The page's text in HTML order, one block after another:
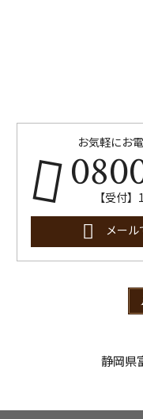
お気軽にお
【受付
メール
静岡県